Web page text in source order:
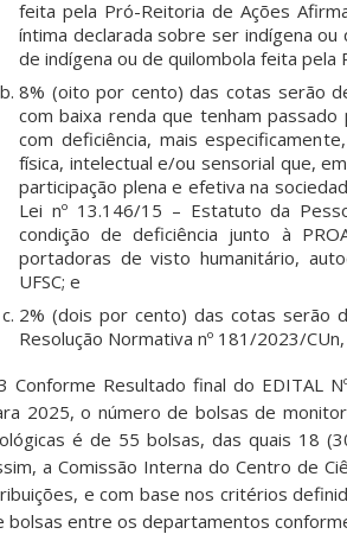
feita pela Pró-Reitoria de Ações
íntima declarada sobre ser indígena
de indígena ou de quilombola feita pela
8% (oito por cento) das cotas serão
com baixa renda que tenham passado
com deficiência, mais
física, intelectual e/ou sensorial que,
participação plena e efetiva na
Lei nº 13.146/15 – Estatuto da
condição de deficiência junto à
portadoras de visto humanitário,
UFSC; e
2% (dois por cento) das cotas serão
Resolução Normativa nº 181/2023/
Conforme Resultado final do EDITAL
2025, o número de bolsas de
é de 55 bolsas, das quais 18
a Comissão Interna do Centro de
e com base nos critérios
bolsas entre os departamentos